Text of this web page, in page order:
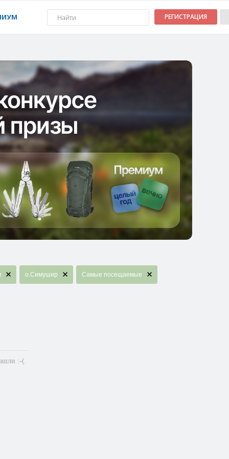
РЕГИСТРАЦИЯ
о.Cимушир Самые посещаемые
:-(.